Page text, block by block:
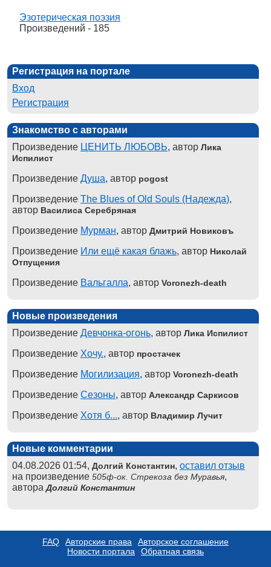
Эзотерическая поэзия
Произведений - 185
Регистрация на портале
Вход
Регистрация
Знакомство с авторами
Произведение ЦЕНИТЬ ЛЮБОВЬ, автор Лика
Испилист
Произведение Душа, автор pogost
Произведение The Blues of Old Souls (Надежда),
автор Василиса Серебряная
Произведение Мурман, автор Дмитрий Новиковъ
Произведение Или ещё какая блажь, автор Николай
Отпущения
Произведение Вальгалла, автор Voronezh-death
Новые произведения
Произведение Девчонка-огонь, автор Лика Испилист
Произведение Хочу., автор простачек
Произведение Могилизация, автор Voronezh-death
Произведение Сезоны, автор Александр Саркисов
Произведение Хотя б..., автор Владимир Лучит
Новые комментарии
04.08.2026 01:54, Долгий Константин, оставил отзыв
на произведение 505ф-ок. Стрекоза без Муравья,
автораДолгий Константин
FAQ Авторские права
Авторское соглашение
Новости портала
Обратная связь